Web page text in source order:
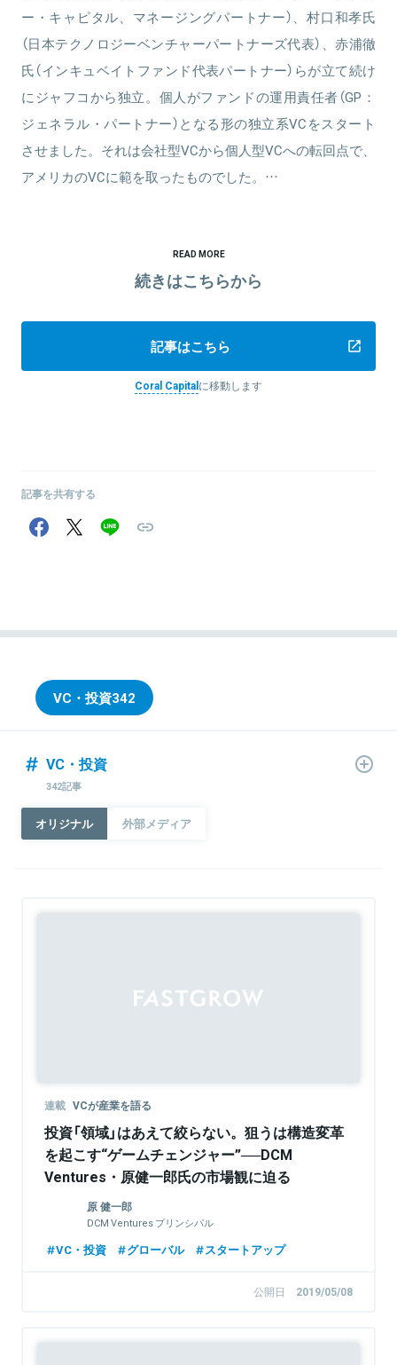
ー・キャピタル、マネージングパートナー）、村口和孝氏
（日本テクノロジーベンチャーパートナーズ代表）、赤浦徹
氏（インキュベイトファンド代表パートナー）らが立て続け
にジャフコから独立。個人がファンドの運用責任者（GP：
ジェネラル・パートナー）となる形の独立系VCをスタート
させました。それは会社型VCから個人型VCへの転回点で、
アメリカのVCに範を取ったものでした。…
READ MORE
続きはこちらから
記事はこちら
Coral Capitalに移動します
記事を共有する
VC・投資342
VC・投資
342記事
オリジナル 外部メディア
連載 VCが産業を語る
投資「領域」はあえて絞らない。狙うは構造変革
を起こす“ゲームチェンジャー”──DCM
Ventures・原健一郎氏の市場観に迫る
原 健一郎
DCM Ventures プリンシパル
VC・投資 グローバル スタートアップ
公開日 2019/05/08